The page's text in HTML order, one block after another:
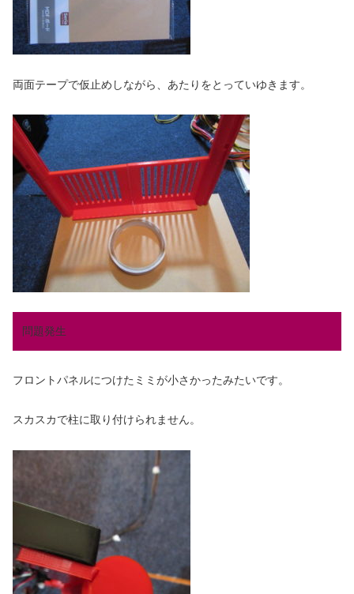
両面テープで仮止めしながら、あたりをとっていゆきます。
問題発生
フロントパネルにつけたミミが小さかったみたいです。
スカスカで柱に取り付けられません。